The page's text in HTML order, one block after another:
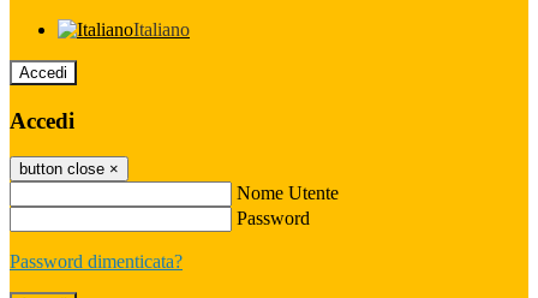
Italiano
Accedi
Accedi
button close ×
Nome Utente
Password
Password dimenticata?